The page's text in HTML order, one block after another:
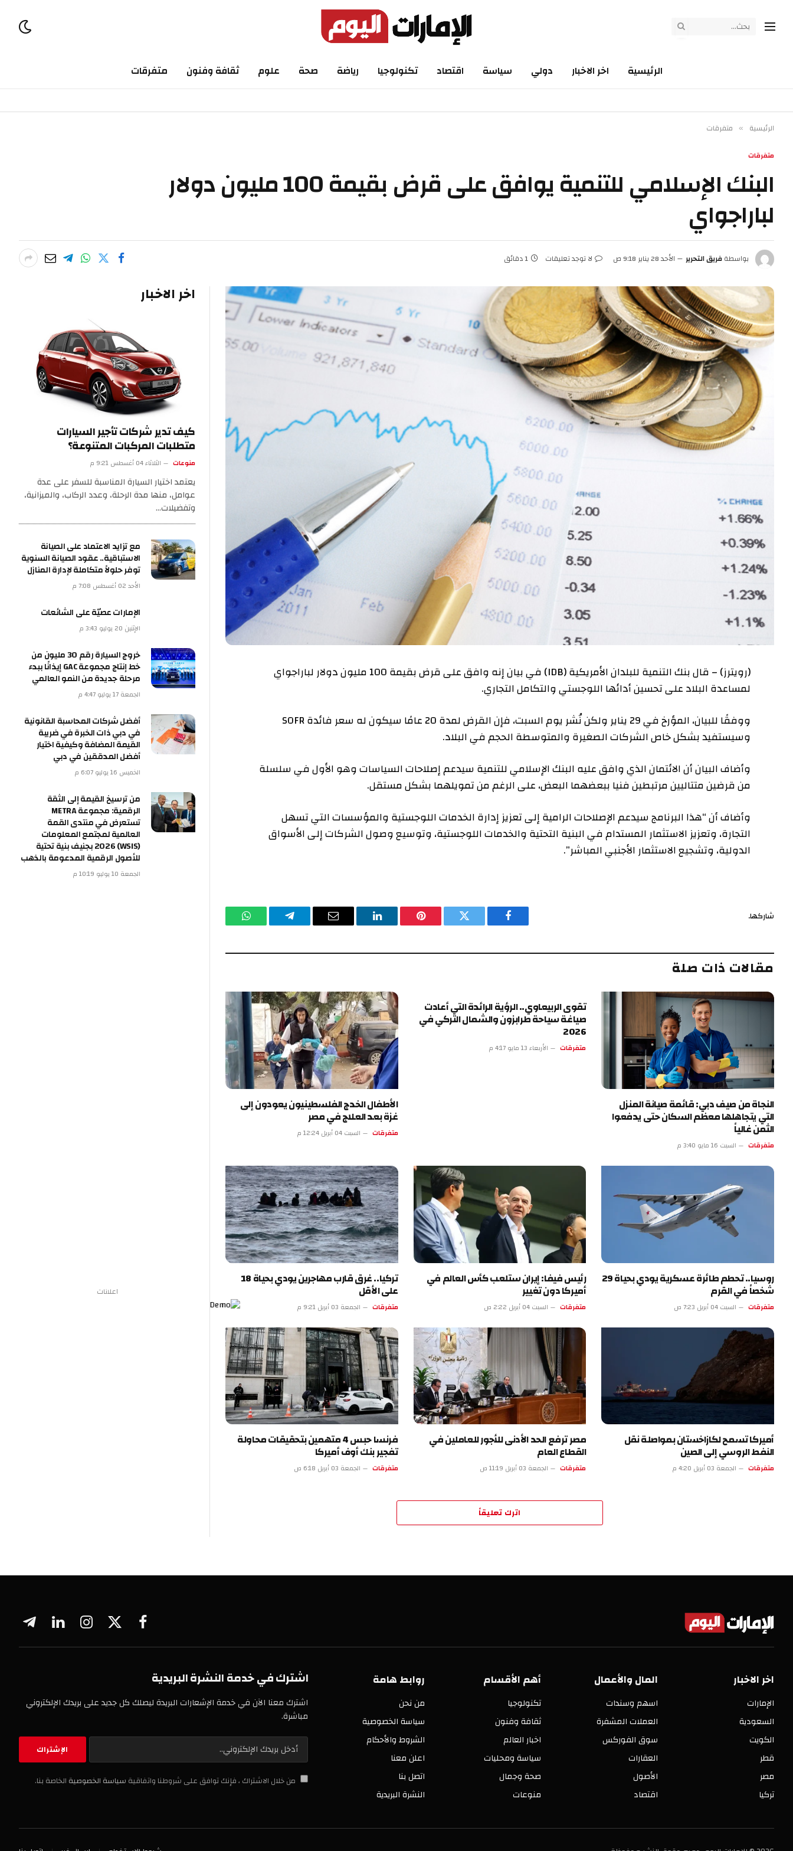
الرئيسية اخر الاخبار دولي سياسة اقتصاد تكنولوجيا رياضة صحة علوم ثقافة وفنون متفرقات
الرئيسية » متفرقات
متفرقات
البنك الإسلامي للتنمية يوافق على قرض بقيمة 100 مليون دولار
لباراجواي
بواسطةفريق التحرير الأحد 28 يناير 9:18 ص لا توجد تعليقات 1 دقائق
(رويترز) – قال بنك التنمية للبلدان الأمريكية (IDB) في بيان إنه وافق على قرض بقيمة 100 مليون دولار لباراجواي
لمساعدة البلاد على تحسين أدائها اللوجستي والتكامل التجاري.
ووفقًا للبيان، المؤرخ في 29 يناير ولكن نُشر يوم السبت، فإن القرض لمدة 20 عامًا سيكون له سعر فائدة SOFR
وسيستفيد بشكل خاص الشركات الصغيرة والمتوسطة الحجم في البلاد.
وأضاف البيان أن الائتمان الذي وافق عليه البنك الإسلامي للتنمية سيدعم إصلاحات السياسات وهو الأول في سلسلة
من قرضين متتاليين مرتبطين فنيا ببعضهما البعض، على الرغم من تمويلهما بشكل مستقل.
وأضاف أن “هذا البرنامج سيدعم الإصلاحات الرامية إلى تعزيز إدارة الخدمات اللوجستية والمؤسسات التي تسهل
التجارة، وتعزيز الاستثمار المستدام في البنية التحتية والخدمات اللوجستية، وتوسيع وصول الشركات إلى الأسواق
الدولية، وتشجيع الاستثمار الأجنبي المباشر”.
شاركها. فيسبوكتويتر بينتيريستلينكدإن البريد
تيلقرام واتساب
مقالات ذات صلة
النجاة من صيف دبي: قائمة صيانة المنزل
التي يتجاهلها معظم السكان حتى يدفعوا
الثمن غالياً
متفرقات السبت 16 مايو 3:40 م
تقوى الربيعاوي.. الرؤية الرائدة التي أعادت
صياغة سياحة طرابزون والشمال التركي في
2026
متفرقات الأربعاء 13 مايو 4:17 م
الأطفال الخدج الفلسطينيون يعودون إلى
غزة بعد العلاج في مصر
متفرقات السبت 04 أبريل 12:24 م
روسيا.. تحطم طائرة عسكرية يودي بحياة 29
شخصاً في القرم
متفرقات السبت 04 أبريل 7:23 ص
رئيس فيفا: إيران ستلعب كأس العالم في
أميركا دون تغيير
متفرقات السبت 04 أبريل 2:22 ص
تركيا.. غرق قارب مهاجرين يودي بحياة 18
على الأقل
متفرقات الجمعة 03 أبريل 9:21 م
أميركا تسمح لكازاخستان بمواصلة نقل
النفط الروسي إلى الصين
متفرقات الجمعة 03 أبريل 4:20 م
مصر ترفع الحد الأدنى للأجور للعاملين في
القطاع العام
متفرقات الجمعة 03 أبريل 11:19 ص
فرنسا حبس 4 متهمين بتحقيقات محاولة
تفجير بنك أوف أميركا
متفرقات الجمعة 03 أبريل 6:18 ص
اترك تعليقاً
اخر الاخبار
كيف تدير شركات تأجير السيارات
متطلبات المركبات المتنوعة؟
منوعات الثلاثاء 04 أغسطس 9:21 م
يعتمد اختيار السيارة المناسبة للسفر على عدة
عوامل، منها مدة الرحلة، وعدد الركاب، والميزانية،
وتفضيلات…
مع تزايد الاعتماد على الصيانة
الاستباقية.. عقود الصيانة السنوية
توفر حلولاً متكاملة لإدارة المنازل
الأحد 02 أغسطس 7:08 م
الإمارات عصيّة على الشائعات
الإثنين 20 يوليو 3:43 م
خروج السيارة رقم 30 مليون من
خط إنتاج مجموعة GAC إيذانًا ببدء
مرحلة جديدة من النمو العالمي
الجمعة 17 يوليو 4:47 م
أفضل شركات المحاسبة القانونية
في دبي ذات الخبرة في ضريبة
القيمة المضافة وكيفية اختيار
أفضل المدققين في دبي
الخميس 16 يوليو 6:07 م
من ترسيخ القيمة إلى الثقة
الرقمية: مجموعة METRA
تستعرض في منتدى القمة
العالمية لمجتمع المعلومات
(WSIS) 2026 بجنيف بنية تحتية
للأصول الرقمية المدعومة بالذهب
الجمعة 10 يوليو 10:19 م
اعلانات
فيسبوكX
الانستغراملينكدإنتيلقرام
اخر الاخبار
الإمارات
السعودية
الكويت
قطر
مصر
تركيا
المال والأعمال
اسهم وسندات
العملات المشفرة
سوق الفوركس
العقارات
الأصول
اقتصاد
أهم الأقسام
تكنولوجيا
ثقافة وفنون
اخبار العالم
سياسة ومحليات
صحة وجمال
منوعات
روابط هامة
من نحن
سياسة الخصوصية
الشروط والأحكام
اعلن معنا
اتصل بنا
النشرة البريدية
اشترك في خدمة النشرة البريدية
اشترك معنا الآن في خدمة الإشعارات البريدة ليصلك كل جديد على بريدك الإلكتروني
مباشرة.
من خلال الاشتراك ، فإنك توافق على شروطنا واتفاقية سياسة الخصوصية الخاصة بنا.